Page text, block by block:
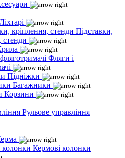
Ліхтарі
Підставки,
стенди
Фляги і
Підніжки
Багажники
Корзини
Рульове управління
Кермові колонки